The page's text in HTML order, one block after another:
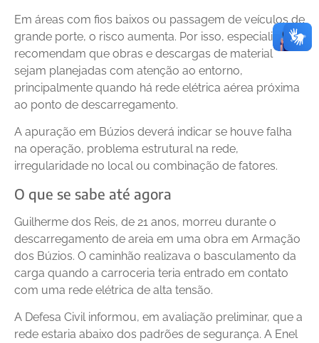
Em áreas com fios baixos ou passagem de veículos de
grande porte, o risco aumenta. Por isso, especialistas
recomendam que obras e descargas de material
sejam planejadas com atenção ao entorno,
principalmente quando há rede elétrica aérea próxima
ao ponto de descarregamento.
A apuração em Búzios deverá indicar se houve falha
na operação, problema estrutural na rede,
irregularidade no local ou combinação de fatores.
O que se sabe até agora
Guilherme dos Reis, de 21 anos, morreu durante o
descarregamento de areia em uma obra em Armação
dos Búzios. O caminhão realizava o basculamento da
carga quando a carroceria teria entrado em contato
com uma rede elétrica de alta tensão.
A Defesa Civil informou, em avaliação preliminar, que a
rede estaria abaixo dos padrões de segurança. A Enel